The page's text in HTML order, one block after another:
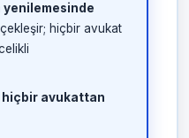
yenilemesinde
hiçbir avukat
hiçbir avukattan